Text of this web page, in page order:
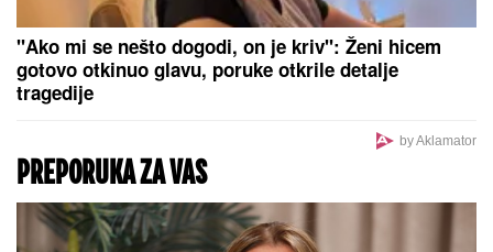
"Ako mi se nešto dogodi, on je kriv": Ženi hicem
gotovo otkinuo glavu, poruke otkrile detalje
tragedije
by Aklamator
PREPORUKA ZA VAS